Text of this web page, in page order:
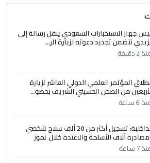
مستعجل جدا ولامصلحة فيه
للمواطن القرار الصائب يكون بعد
ومغرفة ...
الصحة يعفي مدير مستشفى الكرخ
4
من عصابة علي ماما يسقط
الثالث للعراق ومن اصول عريقة
يرد على صدام حسين سل
(نص كامل)
جهاز الاستخبارات السعودي ينقل رسالة إلى
تتضمن تجديد دعوته لزيارة الر...
2 دقيقة
المؤتمر العلمي الدولي العاشر لزيارة
من الصحن الحسيني الشريف بحضو...
6 ساعة
الداخلية: تسجيل أكثر من 20 ألف سلاح شخصي
آلاف الأسلحة والاعتدة خلال تموز
7 ساعة